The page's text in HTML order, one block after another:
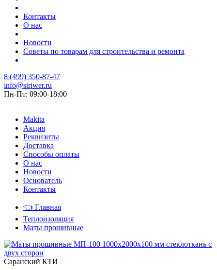
Контакты
О нас
Новости
Советы по товарам для строительства и ремонта
8 (499) 350-87-47
info@striwer.ru
Пн-Пт: 09:00-18:00
Makita
Акция
Реквизиты
Доставка
Способы оплаты
О нас
Новости
Основатель
Контакты
👈 Главная
Теплоизоляция
Маты прошивные
Саранский КТИ